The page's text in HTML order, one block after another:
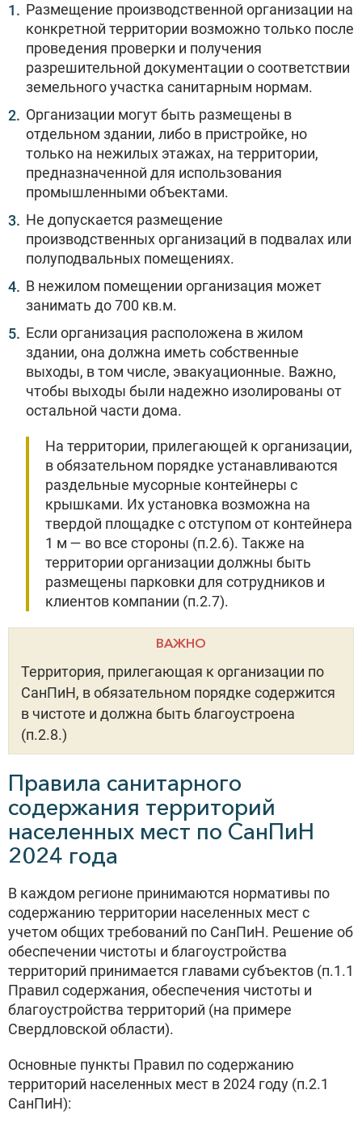
Размещение производственной организации на
конкретной территории возможно только после
проведения проверки и получения
разрешительной документации о соответствии
земельного участка санитарным нормам.
Организации могут быть размещены в
отдельном здании, либо в пристройке, но
только на нежилых этажах, на территории,
предназначенной для использования
промышленными объектами.
Не допускается размещение
производственных организаций в подвалах или
полуподвальных помещениях.
В нежилом помещении организация может
занимать до 700 кв.м.
Если организация расположена в жилом
здании, она должна иметь собственные
выходы, в том числе, эвакуационные. Важно,
чтобы выходы были надежно изолированы от
остальной части дома.
На территории, прилегающей к организации,
в обязательном порядке устанавливаются
раздельные мусорные контейнеры с
крышками. Их установка возможна на
твердой площадке с отступом от контейнера
1 м — во все стороны (п.2.6). Также на
территории организации должны быть
размещены парковки для сотрудников и
клиентов компании (п.2.7).
ВАЖНО
Территория, прилегающая к организации по
СанПиН, в обязательном порядке содержится
в чистоте и должна быть благоустроена
(п.2.8.)
Правила санитарного
содержания территорий
населенных мест по СанПиН
2024 года
В каждом регионе принимаются нормативы по
содержанию территории населенных мест с
учетом общих требований по СанПиН. Решение об
обеспечении чистоты и благоустройства
территорий принимается главами субъектов (п.1.1
Правил содержания, обеспечения чистоты и
благоустройства территорий (на примере
Свердловской области).
Основные пункты Правил по содержанию
территорий населенных мест в 2024 году (п.2.1
СанПиН):